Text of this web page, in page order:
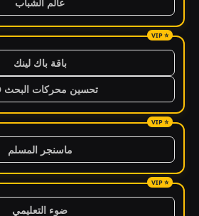
باقة باك لينك
تحسين محركات البحث SEO
ماسنجر المسلم
ضوء التعليمي